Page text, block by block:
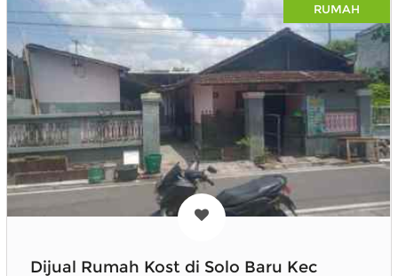
RUMAH
Dijual Rumah Kost di Solo Baru Kec